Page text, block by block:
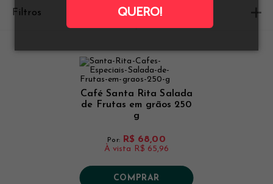
QUERO!
Filtros Ordenar
Café Santa Rita Salada
de Frutas em grãos 250
g
Por: R$ 68,00
À vista R$ 65,96
COMPRAR